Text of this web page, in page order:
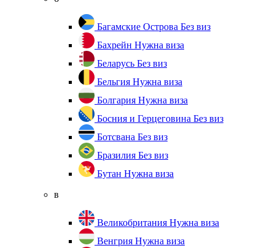
Багамские Острова Без виз
Бахрейн Нужна виза
Беларусь Без виз
Бельгия Нужна виза
Болгария Нужна виза
Босния и Герцеговина Без виз
Ботсвана Без виз
Бразилия Без виз
Бутан Нужна виза
в
Великобритания Нужна виза
Венгрия Нужна виза